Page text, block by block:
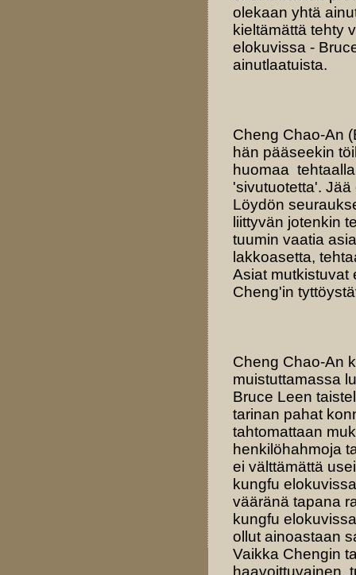
olekaan yhtä
kieltämättä tehty
elokuvissa -
ainutlaatuista.
Cheng Chao-An
hän pääseekin
huomaa
'sivutuotetta'.
Löydön
liittyvän jotenkin
tuumin vaatia
lakkoasetta,
Asiat mutkistuvat
Cheng'in
Cheng Chao-An
muistuttamassa
Bruce Leen
tarinan pahat
tahtomattaan
henkilöhahmoja
ei välttämättä
kungfu
vääränä tapana
kungfu
ollut ainoastaan
Vaikka Chengin
haavoittuvainen,